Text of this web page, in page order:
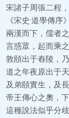
宋諸子周張二程
《宋史·道學傳
兩漢而下，儒者
言惑眾，起而乘
敦頤出于舂陵，
道之年夜原出于
及弟頤實生，及
帝王傳心之奧，
這種說法似乎分